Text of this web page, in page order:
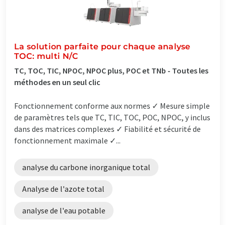
La solution parfaite pour chaque analyse
TOC: multi N/C
TC, TOC, TIC, NPOC, NPOC plus, POC et TNb - Toutes les
méthodes en un seul clic
Fonctionnement conforme aux normes ✓ Mesure simple
de paramètres tels que TC, TIC, TOC, POC, NPOC, y inclus
dans des matrices complexes ✓ Fiabilité et sécurité de
fonctionnement maximale ✓...
analyse du carbone inorganique total
Analyse de l'azote total
analyse de l'eau potable